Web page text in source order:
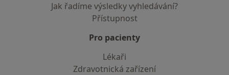
Jak řadíme výsledky vyhledávání?
Přístupnost
Pro pacienty
Lékaři
Zdravotnická zařízení